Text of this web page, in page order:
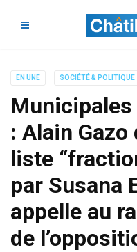
EN UNE SOCIÉTÉ & POLITIQUE
: Alain
liste
par Susana
appelle au
de